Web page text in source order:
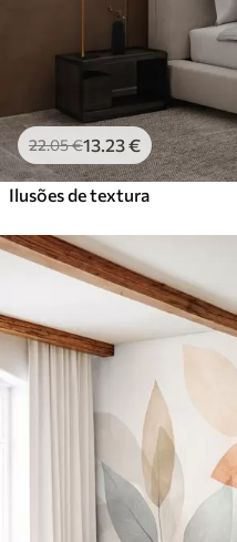
22.05€13 .23€
Ilusões de textura